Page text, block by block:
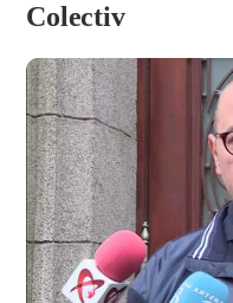
Colectiv